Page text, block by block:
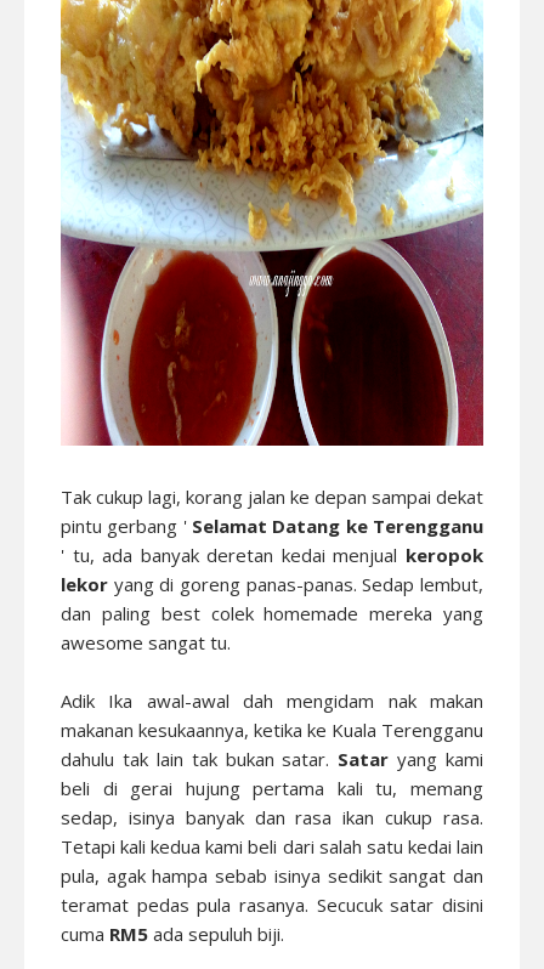
Tak cukup lagi, korang jalan ke depan sampai dekat
pintu gerbang ' Selamat Datang ke Terengganu
' tu, ada banyak deretan kedai menjual keropok
lekor yang di goreng panas-panas. Sedap lembut,
dan paling best colek homemade mereka yang
awesome sangat tu.
Adik Ika awal-awal dah mengidam nak makan
makanan kesukaannya, ketika ke Kuala Terengganu
dahulu tak lain tak bukan satar. Sataryang kami
beli di gerai hujung pertama kali tu, memang
sedap, isinya banyak dan rasa ikan cukup rasa.
Tetapi kali kedua kami beli dari salah satu kedai lain
pula, agak hampa sebab isinya sedikit sangat dan
teramat pedas pula rasanya. Secucuk satar disini
cuma RM5 ada sepuluh biji.